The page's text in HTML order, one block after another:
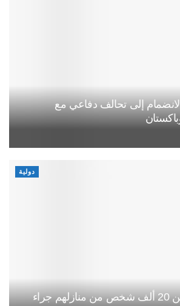
إلى تحالف دفاعي مع
دولية
كندا.. إجلاء أكثر من 20 ألف شخص من منازلهم جراء